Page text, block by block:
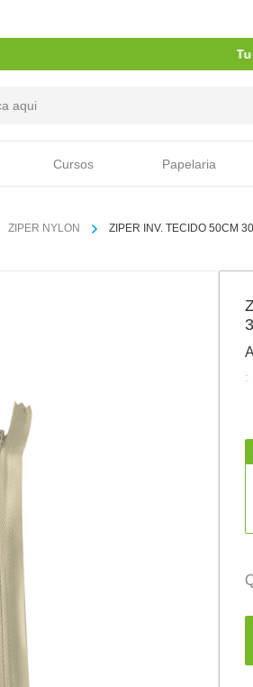
Cursos Papelaria
ZIPER NYLON ZIPER INV. TECIDO 50CM
: